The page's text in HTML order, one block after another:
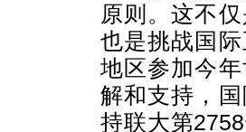
原则。这不
也是挑战国
地区参加今
解和支持，
持联大第